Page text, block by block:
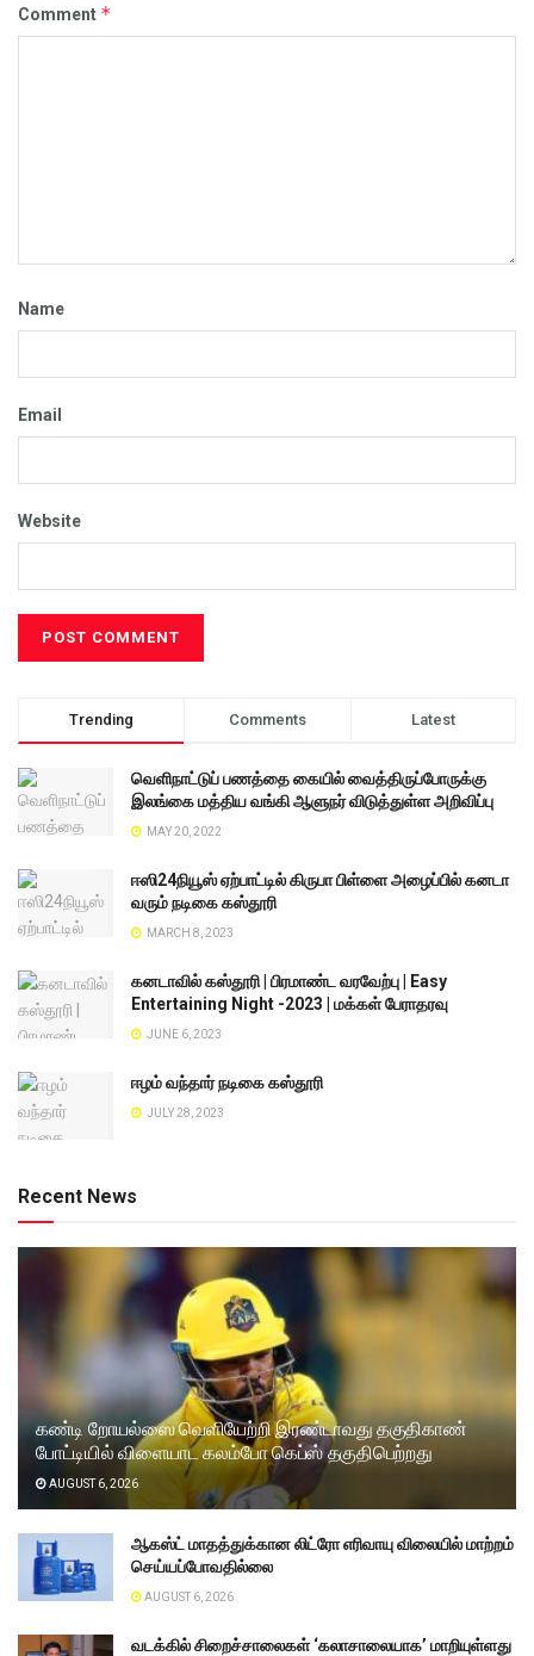
Comment *
Name
Email
Website
Trending Comments Latest
வெளிநாட்டுப் பணத்தை கையில் வைத்திருப்போருக்கு
இலங்கை மத்திய வங்கி ஆளுநர் விடுத்துள்ள அறிவிப்பு
MAY 20, 2022
ஈஸி24நியூஸ் ஏற்பாட்டில் கிருபா பிள்ளை அழைப்பில் கனடா
வரும் நடிகை கஸ்தூரி
MARCH 8, 2023
கனடாவில் கஸ்தூரி | பிரமாண்ட வரவேற்பு | Easy
Entertaining Night -2023 | மக்கள் பேராதரவு
JUNE 6, 2023
ஈழம் வந்தார் நடிகை கஸ்தூரி
JULY 28, 2023
Recent News
கண்டி றோயல்ஸை வெளியேற்றி இரண்டாவது தகுதிகாண்
போட்டியில் விளையாட கலம்போ கெப்ஸ் தகுதிபெற்றது
AUGUST 6, 2026
ஆகஸ்ட் மாதத்துக்கான லிட்ரோ எரிவாயு விலையில் மாற்றம்
செய்யப்போவதில்லை
AUGUST 6, 2026
வடக்கில் சிறைச்சாலைகள் ‘கலாசாலையாக’ மாறியுள்ளது